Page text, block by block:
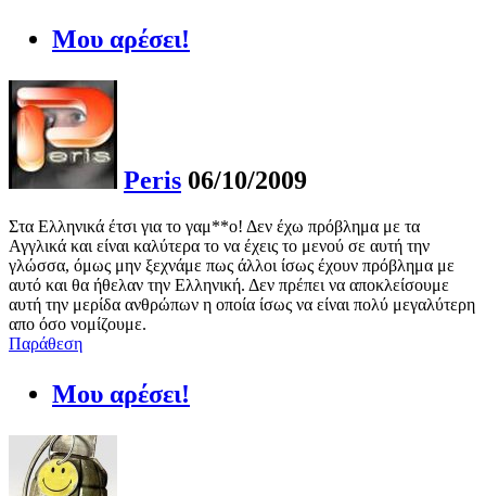
Μου αρέσει!
Peris 06/10/2009
Στα Ελληνικά έτσι για το γαμ**ο! Δεν έχω πρόβλημα με τα
Αγγλικά και είναι καλύτερα το να έχεις το μενού σε αυτή την
γλώσσα, όμως μην ξεχνάμε πως άλλοι ίσως έχουν πρόβλημα με
αυτό και θα ήθελαν την Ελληνική. Δεν πρέπει να αποκλείσουμε
αυτή την μερίδα ανθρώπων η οποία ίσως να είναι πολύ μεγαλύτερη
απο όσο νομίζουμε.
Παράθεση
Μου αρέσει!